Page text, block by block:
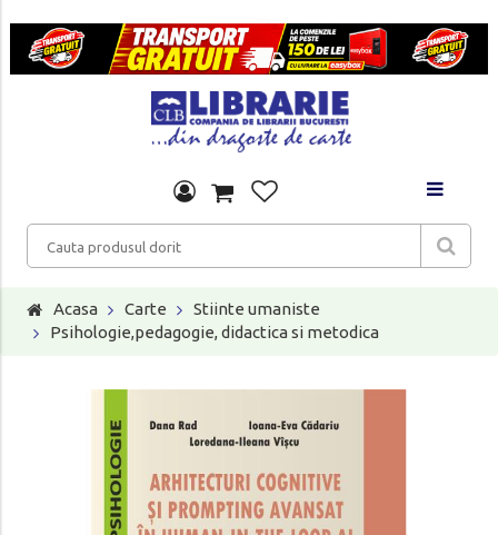
Acasa Carte
Stiinte umaniste
Psihologie,pedagogie, didactica si metodica